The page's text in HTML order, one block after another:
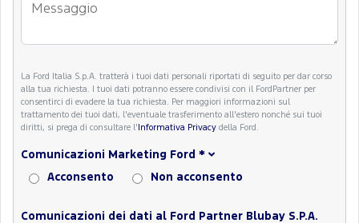
La Ford Italia S.p.A. tratterà i tuoi dati personali riportati di seguito per dar corso
alla tua richiesta. I tuoi dati potranno essere condivisi con il FordPartner per
consentirci di evadere la tua richiesta. Per maggiori informazioni sul
trattamento dei tuoi dati, l'eventuale trasferimento all'estero nonché sui tuoi
diritti, si prega di consultare l' Informativa Privacy della Ford.
Comunicazioni Marketing Ford *
Acconsento Non acconsento
Comunicazioni dei dati al Ford Partner Blubay S.P.A.